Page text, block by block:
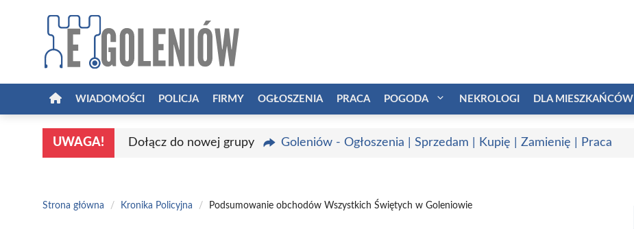
WIADOMOŚCI POLICJA FIRMY OGŁOSZENIA PRACA POGODA NEKROLOGI DLA MIESZKAŃCÓW
UWAGA! Dołącz do nowej grupy Goleniów - Ogłoszenia | Sprzedam | Kupię | Zamienię | Praca
Strona główna / Kronika Policyjna / Podsumowanie obchodów Wszystkich Świętych w Goleniowie